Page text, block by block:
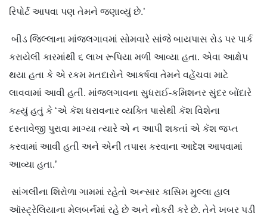
રિપોર્ટ આપવા પણ તેમને જણાવ્યું છે.’
બીડ જિલ્લાના માંજલગાવમાં સોમવારે સાંજે બાયપાસ રોડ પર પાર્ક
કરાયેલી કારમાંથી ૬ લાખ રૂપિયા મળી આવ્યા હતા. એવા આક્ષેપ
થયા હતા કે એ રકમ મતદારોને આકર્ષવા તેમને વહેંચવા માટે
લાવવામાં આવી હતી. માંજલગાવના સુધરાઈ-કમિશનર સુંદર બોંદારે
કહ્યું હતું કે ‘એ કૅશ ધરાવનાર વ્યક્તિ પાસેથી કૅશ વિશેના
દસ્તાવેજી પુરાવા માગ્યા ત્યારે એ ન આપી શકતાં એ કૅશ જપ્ત
કરવામાં આવી હતી અને એની તપાસ કરવાના આદેશ આપવામાં
આવ્યા હતા.’
સાંગલીના શિરોળા ગામમાં રહેતો અન્સાર કાસિમ મુલ્લા હાલ
ઑસ્ટ્રેલિયાના મેલબર્નમાં રહે છે અને નોકરી કરે છે. તેને ખબર પડી